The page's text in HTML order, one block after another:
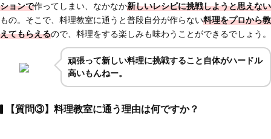
ションで作ってしまい、なかなか新しいレシピに挑戦しようと思えない
もの。そこで、料理教室に通うと普段自分が作らない料理をプロから教
えてもらえるので、料理をする楽しみも味わうことができるでしょう。
頑張って新しい料理に挑戦すること自体がハードル
高いもんねー。
【質問③】料理教室に通う理由は何ですか？